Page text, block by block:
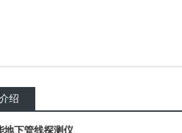
绍
地下管线探测仪